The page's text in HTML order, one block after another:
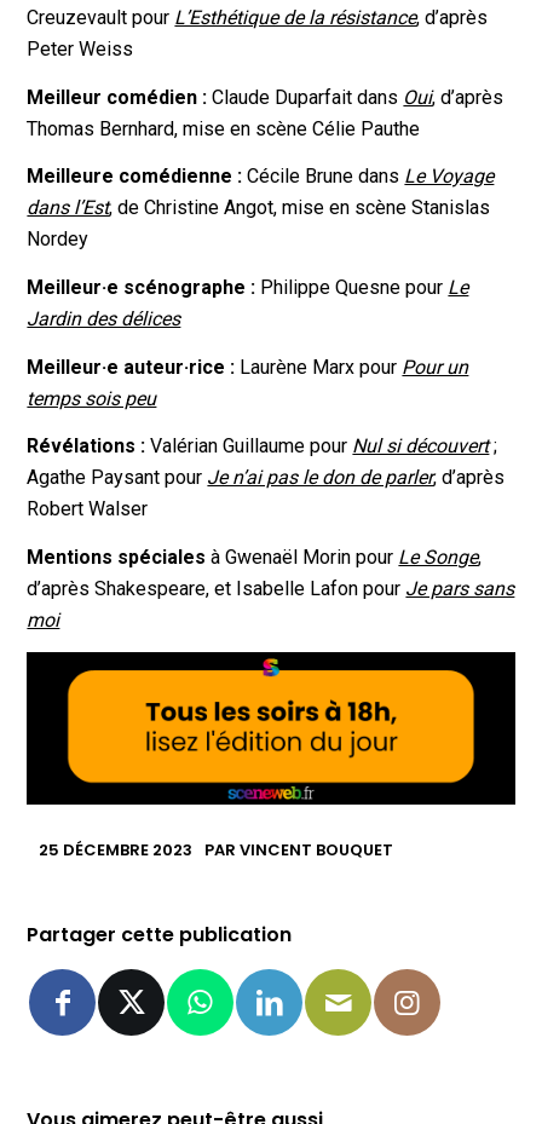
Creuzevault pour L’Esthétique de la résistance, d’après
Peter Weiss
Meilleur comédien : Claude Duparfait dans Oui, d’après
Thomas Bernhard, mise en scène Célie Pauthe
Meilleure comédienne : Cécile Brune dans Le Voyage
dans l’Est, de Christine Angot, mise en scène Stanislas
Nordey
Meilleur·e scénographe : Philippe Quesne pour Le
Jardin des délices
Meilleur·e auteur·rice : Laurène Marx pour Pour un
temps sois peu
Révélations : Valérian Guillaume pour Nul si découvert;
Agathe Paysant pour Je n’ai pas le don de parler, d’après
Robert Walser
Mentions spécialesà Gwenaël Morin pour Le Songe,
d’après Shakespeare, et Isabelle Lafon pour Je pars sans
moi
25 DÉCEMBRE 2023 PARVINCENT BOUQUET
Partager cette publication